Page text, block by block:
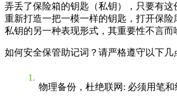
弄丢了保险箱的钥匙（私钥），只要有这
重新打造一把一模一样的钥匙，打开保险
私钥的另一种表现形式，其重要性不言而
如何安全保管助记词？请严格遵守以下几
物理备份，杜绝联网 : 必须用笔